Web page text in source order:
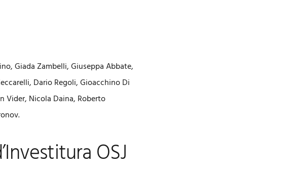
Giada Zambelli, Giuseppa Abbate,
Dario Regoli, Gioacchino Di
Vider, Nicola Daina, Roberto
OSJ